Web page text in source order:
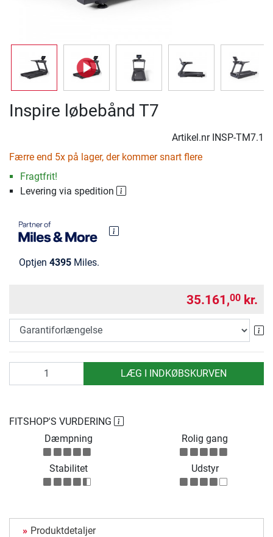
Inspire løbebånd T7
Artikel.nr INSP-TM7.1
Færre end 5x på lager, der kommer snart flere
Fragtfrit!
Levering via spedition
Optjen 4395 Miles.
35.161,00 kr.
LÆG I INDKØBSKURVEN
FITSHOP'S VURDERING
Dæmpning
Rolig gang
Stabilitet Udstyr
Produktdetaljer